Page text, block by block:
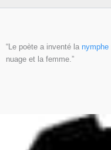
“Le poète a inventé la nymphe
nuage et la femme.”